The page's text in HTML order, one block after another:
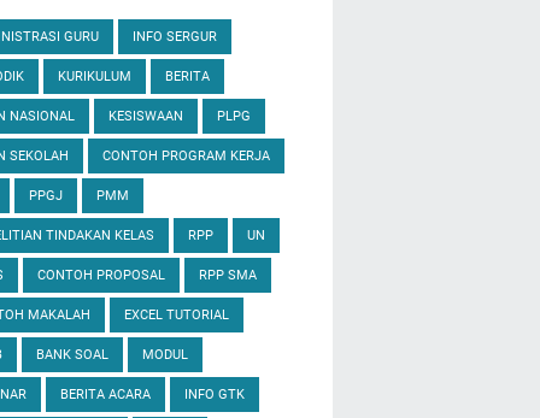
GURU INFO SERGUR
KURIKULUM BERITA
NASIONAL KESISWAAN PLPG
SEKOLAH CONTOH PROGRAM KERJA
PPGJ PMM
TINDAKAN KELAS RPP UN
CONTOH PROPOSAL RPP SMA
MAKALAH EXCEL TUTORIAL
BANK SOAL MODUL
BERITA ACARA INFO GTK